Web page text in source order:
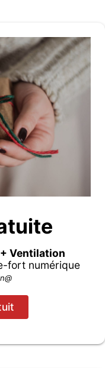
+ Ventilation
fort numérique